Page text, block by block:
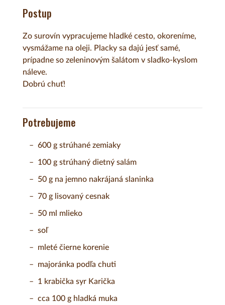
Postup
Zo surovín vypracujeme hladké cesto, okoreníme,
vysmážame na oleji. Placky sa dajú jesť samé,
prípadne so zeleninovým šalátom v sladko-kyslom
náleve.
Dobrú chuť!
Potrebujeme
600 g strúhané zemiaky
100 g strúhaný dietný salám
50 g na jemno nakrájaná slaninka
70 g lisovaný cesnak
50 ml mlieko
soľ
mleté čierne korenie
majoránka podľa chuti
1 krabička syr Karička
cca 100 g hladká muka